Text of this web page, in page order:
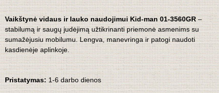
Vaikštynė vidaus ir lauko naudojimui Kid-man 01-3560GR–
stabilumą ir saugų judėjimą užtikrinanti priemonė asmenims su
sumažėjusiu mobilumu. Lengva, manevringa ir patogi naudoti
kasdienėje aplinkoje.
Pristatymas:1-6 darbo dienos